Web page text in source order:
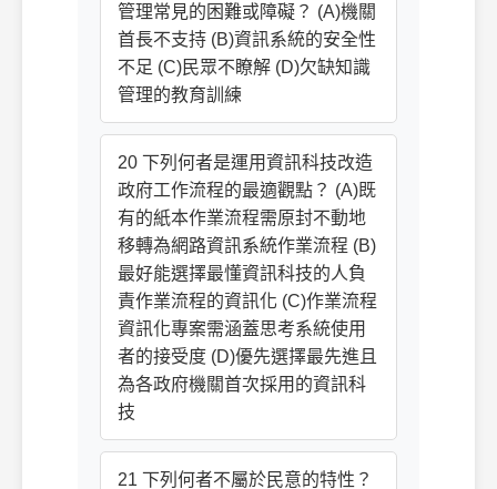
管理常見的困難或障礙？ (A)機關
首長不支持 (B)資訊系統的安全性
不足 (C)民眾不瞭解 (D)欠缺知識
管理的教育訓練
20 下列何者是運用資訊科技改造
政府工作流程的最適觀點？ (A)既
有的紙本作業流程需原封不動地
移轉為網路資訊系統作業流程 (B)
最好能選擇最懂資訊科技的人負
責作業流程的資訊化 (C)作業流程
資訊化專案需涵蓋思考系統使用
者的接受度 (D)優先選擇最先進且
為各政府機關首次採用的資訊科
技
21 下列何者不屬於民意的特性？